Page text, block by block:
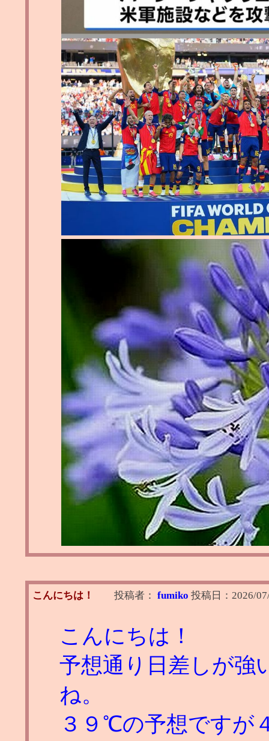
こんにちは！ 投稿者： fumiko 投稿日： 2026/
こんにちは！
予想通り日差しが強
ね。
３９℃の予想ですが